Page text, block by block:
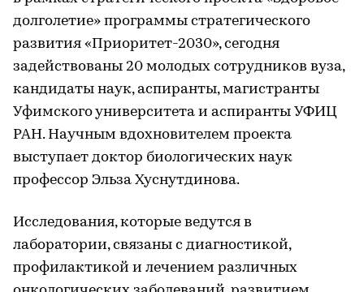
долголетие» программы стратегического
развития «Приоритет-2030», сегодня
задействованы 20 молодых сотрудников вуза,
кандидаты наук, аспиранты, магистранты
Уфимского университета и аспиранты УФИЦ
РАН. Научным вдохновителем проекта
выступает доктор биологических наук
профессор Эльза Хуснутдинова.
Исследования, которые ведутся в
лаборатории, связаны с диагностикой,
профилактикой и лечением различных